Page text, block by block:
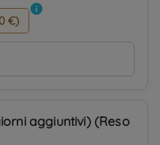
€)
info
aggiuntivi) (Reso